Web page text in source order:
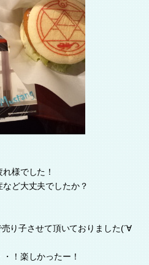
様でした！
ど大丈夫でしたか？
り子させて頂いておりました(´∀
！楽しかったー！